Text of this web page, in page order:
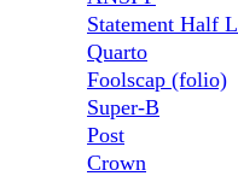
Statement Half
Quarto
Foolscap (folio)
Super-B
Post
Crown